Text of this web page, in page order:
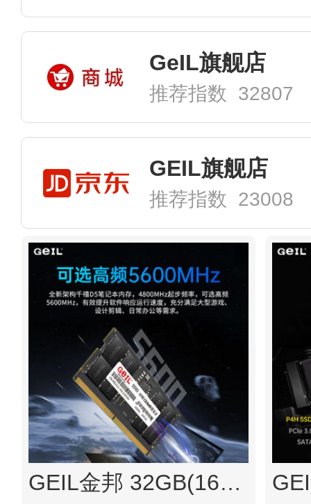
GeIL旗舰店
推荐指数 32807
GEIL旗舰店
推荐指数 23008
GEIL金邦 32GB(16GBx2)套装 DDR5 5600 笔记本内存条 千禧系列